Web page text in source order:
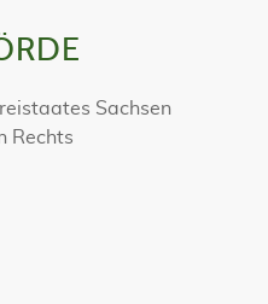
Sachsen
Rechts